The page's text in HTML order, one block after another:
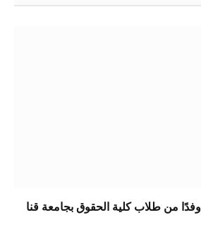
من طلاب كلية الحقوق بجامعة قنا